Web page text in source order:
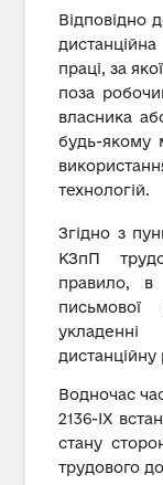
Відповідно
праці, за
поза
власника
будь-якому
технологій.
Згідно з
КЗпП
правило, в
Водночас
2136-ІХ
стану
трудового